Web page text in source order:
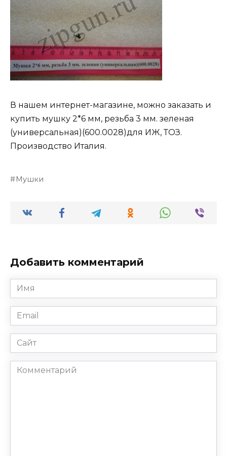
В нашем интернет-магазине, можно заказать и
купить мушку 2*6 мм, резьба 3 мм. зеленая
(универсальная)(600.0028)для ИЖ, ТОЗ.
Производство Италия.
Мушки
Добавить комментарий
Имя
*
Email
*
Сайт
Комментарий